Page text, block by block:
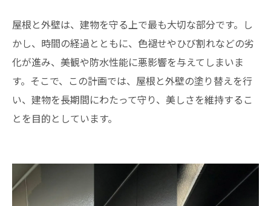
屋根と外壁は、建物を守る上で最も大切な部分です。し
かし、時間の経過とともに、色褪せやひび割れなどの劣
化が進み、美観や防水性能に悪影響を与えてしまいま
す。そこで、この計画では、屋根と外壁の塗り替えを行
い、建物を長期間にわたって守り、美しさを維持するこ
とを目的としています。